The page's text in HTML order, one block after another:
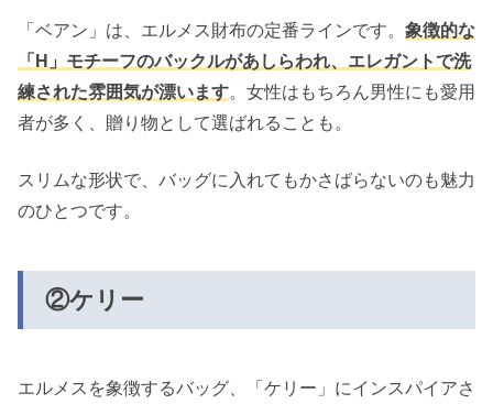
「ベアン」は、エルメス財布の定番ラインです。 象徴的な
「H」モチーフのバックルがあしらわれ、エレガントで洗
練された雰囲気が漂います。女性はもちろん男性にも愛用
者が多く、贈り物として選ばれることも。
スリムな形状で、バッグに入れてもかさばらないのも魅力
のひとつです。
②ケリー
エルメスを象徴するバッグ、「ケリー」にインスパイアさ